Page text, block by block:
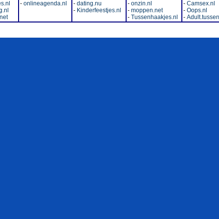
- onlineagenda.nl
- dating.nu
- Kinderfeestjes.nl
- onzin.nl
- moppen.net
- Tussenhaakjes.nl
- Camsex.nl
- Oops.nl
-